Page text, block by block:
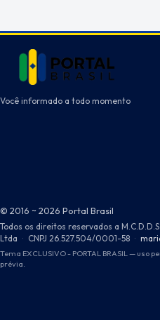
Você informado a todo momento
© 2016 ~ 2026 Portal Brasil
Todos os direitos reservados a
Ltda · CNPJ 26.527.504/0001-58 ·
Tema EXCLUSIVO - PORTAL BRASIL —
prévia.